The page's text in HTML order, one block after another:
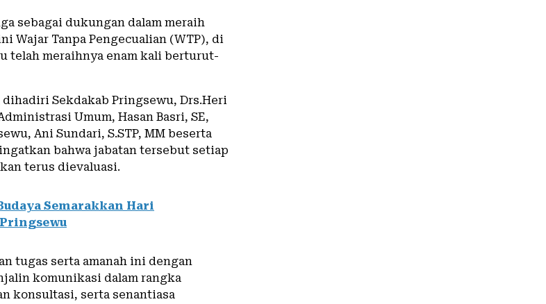
sebagai dukungan dalam meraih
Wajar Tanpa Pengecualian (WTP), di
telah meraihnya enam kali berturut-
dihadiri Sekdakab Pringsewu, Drs.Heri
Umum, Hasan Basri, SE,
Ani Sundari, S.STP, MM beserta
bahwa jabatan tersebut setiap
terus dievaluasi.
Semarakkan Hari
tugas serta amanah ini dengan
komunikasi dalam rangka
konsultasi, serta senantiasa